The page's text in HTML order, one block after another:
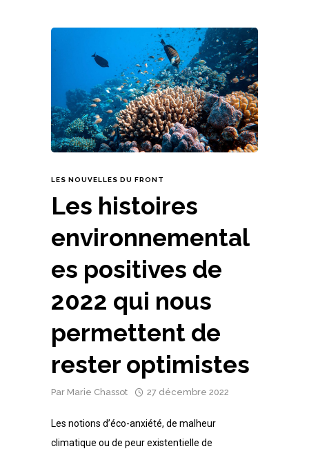
LES NOUVELLES DU FRONT
Les histoires
environnemental
es positives de
2022 qui nous
permettent de
rester optimistes
Par Marie Chassot 27 décembre 2022
Les notions d’éco-anxiété, de malheur
climatique ou de peur existentielle de